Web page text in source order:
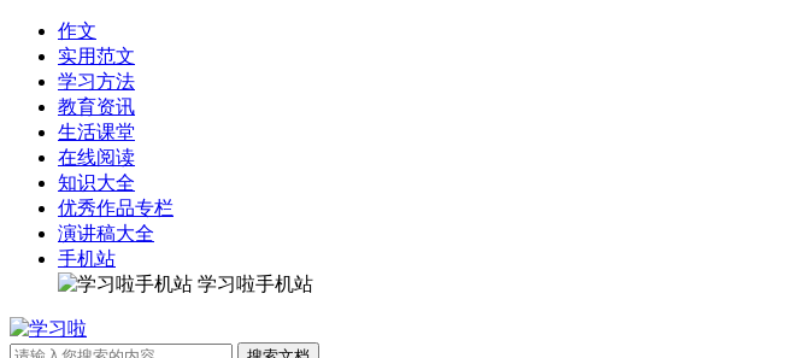
作文
实用范文
学习方法
教育资讯
生活课堂
在线阅读
知识大全
优秀作品专栏
演讲稿大全
手机站
学习啦手机站